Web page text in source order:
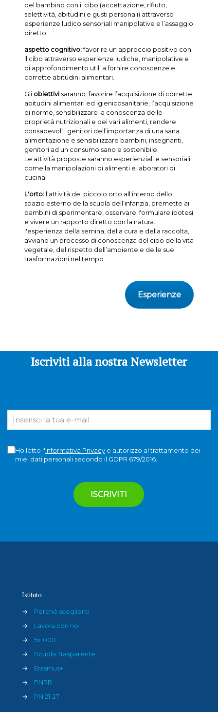
del bambino con il cibo (accettazione, rifiuto,
selettività, abitudini e gusti personali) attraverso
esperienze ludico sensoriali manipolative e l’assaggio
diretto;
aspetto cognitivo:favorire un approccio positivo con
il cibo attraverso esperienze ludiche, manipolative e
di approfondimento utili a fornire conoscenze e
corrette abitudini alimentari.
Gli obiettivisaranno: favorire l’acquisizione di corrette
abitudini alimentari ed igienicosanitarie, l’acquisizione
di norme, sensibilizzare la conoscenza delle
proprietà nutrizionali e dei vari alimenti, rendere
consapevoli i genitori dell’importanza di una sana
alimentazione e sensibilizzare bambini, insegnanti,
genitori ad un consumo sano e sostenibile.
Le attività proposte saranno esperienziali e sensoriali
come la manipolazioni di alimenti e laboratori di
cucina.
L'orto:l'attività del piccolo orto all'interno dello
spazio esterno della scuola dell’infanzia, premette ai
bambini di sperimentare, osservare, formulare ipotesi
e vivere un rapporto diretto con la natura:
l'esperienza della semina, della cura e della raccolta,
avviano un processo di conoscenza del cibo della vita
vegetale, del rispetto dell’ambiente e delle sue
trasformazioni nel tempo.
Esperienze
Iscriviti alla nostra Newsletter
Ho letto l'Informativa Privacye autorizzo al trattamento dei
miei dati personali secondo il GDPR 679/2016.
Istituto
→
Perché sceglierci
→
Lavora con noi
→
5x1000
→
Scuola Trasparente
→
Erasmus+
→
PNRR
→
PN 21-27